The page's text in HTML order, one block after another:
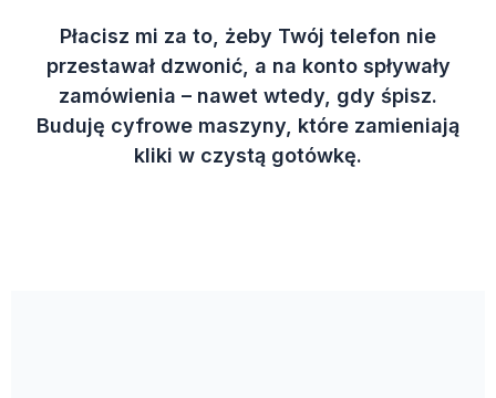
Płacisz mi za to, żeby Twój telefon nie
przestawał dzwonić, a na konto spływały
zamówienia – nawet wtedy, gdy śpisz.
Buduję cyfrowe maszyny, które zamieniają
kliki w czystą gotówkę.